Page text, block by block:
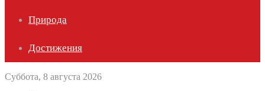
Природа
Достижения
Суббота, 8 августа 2026